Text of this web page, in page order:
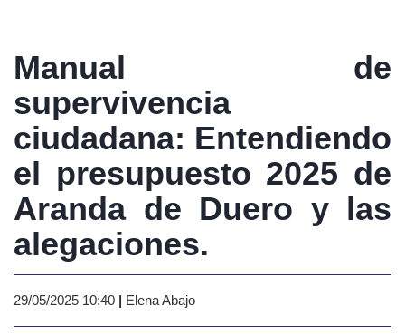
Manual de
supervivencia
ciudadana: Entendiendo
el presupuesto 2025 de
Aranda de Duero y las
alegaciones.
29/05/2025 10:40 | Elena Abajo